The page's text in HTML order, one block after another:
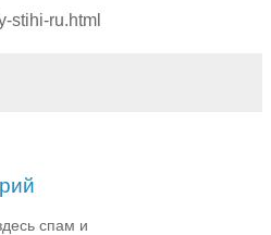
stihi-ru.html
спам и